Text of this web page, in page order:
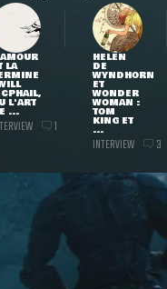
LA
L'ART
...
1
HELEN
DE
WYNDHORN
ET
WONDER
WOMAN :
TOM
KING ET
...
INTERVIEW 3